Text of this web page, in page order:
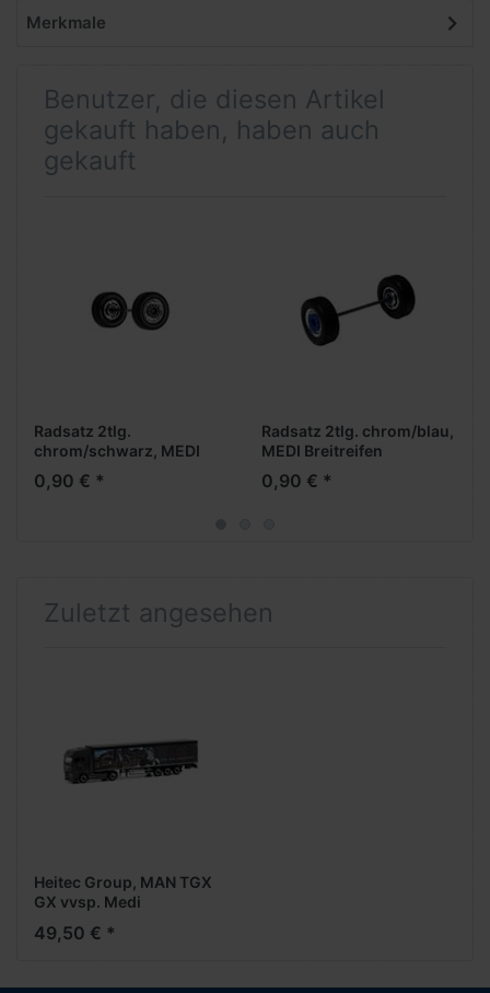
Merkmale
Benutzer, die diesen Artikel
gekauft haben, haben auch
gekauft
Radsatz 2tlg.
chrom/schwarz, MEDI
Breitreifen (Vorderachse /
Aufliegerachse)
0,90 € *
Radsatz 2tlg. chrom/blau,
MEDI Breitreifen
(Vorderachse /
Aufliegerachse)
0,90 € *
Zuletzt angesehen
Heitec Group, MAN TGX
GX vvsp. Medi
limitierte Sonderauflage -
49,50 € *